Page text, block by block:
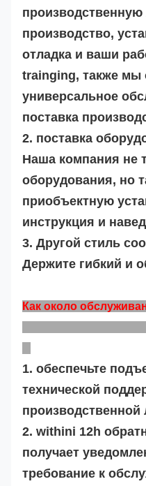
производство,
отладка и ваши
trainging, также мы
универсальное
поставка
2. поставка
Наша компания не
оборудования, но
приобъектную
инструкция и
3. Другой стиль
Держите гибкий и
Как около
1. обеспечьте
технической
производственной
2. withini 12h
получает
требование к